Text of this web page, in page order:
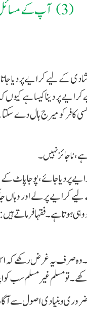
(3)
-آپ کے
شادی کے لیے کرایے پر
پر دینا کیسا ہے
کو میرج ہال دے سکتا
ناجائز نہیں۔
دیا جائے، پوجا پاٹ کے
کرایے پر لے اور وہاں
ہوتا ہے۔ فقہا فرماتے ہیں:
وہ صرف یہ غرض رکھے
تو مسلم غیر مسلم سب کو
و بنیادی اصول سے